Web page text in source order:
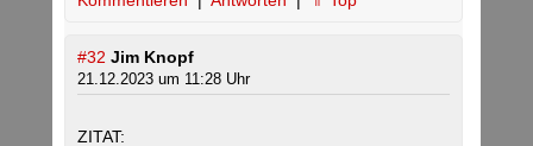
#32 Jim Knopf
21.12.2023 um 11:28 Uhr
ZITAT: